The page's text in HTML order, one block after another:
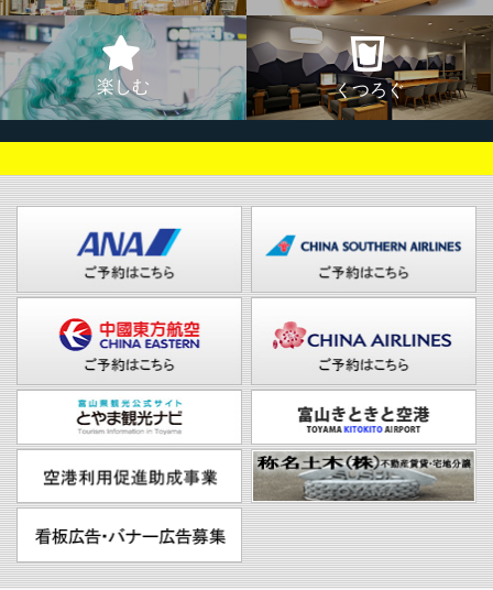
楽しむ くつろぐ